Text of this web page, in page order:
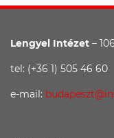
Lengyel Intézet –
tel: (+36 1) 505 46 60
e-mail: